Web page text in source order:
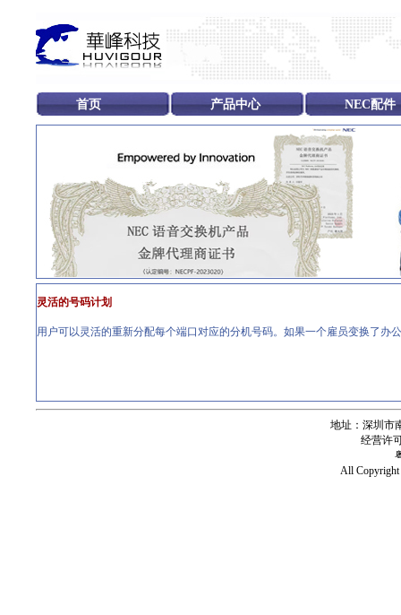
首页 产品中心 NEC配件
灵活的号码计划
用户可以灵活的重新分配每个端口对应的分机号码。如果一个雇员变换了
地址：深圳市
经营许
All